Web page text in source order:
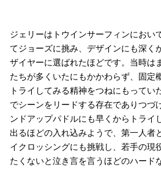
ジェリーはトウインサーフィンにおい
てジョーズに挑み、デザインにも深く
ザイヤーに選ばれたほどです。当時は
たちが多くいたにもかかわらず、固定
トライしてみる精神をつねにもって
でシーンをリードする存在でありつづ
ンドアップパドルにも早くからトライ
出るほどの入れ込みようで、第一人者
イクロッシングにも挑戦し、若手の現
たくないと泣き言を言うほどのハード